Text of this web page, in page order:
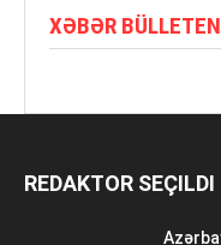
XƏBƏR
REDAKTOR SEÇILDI